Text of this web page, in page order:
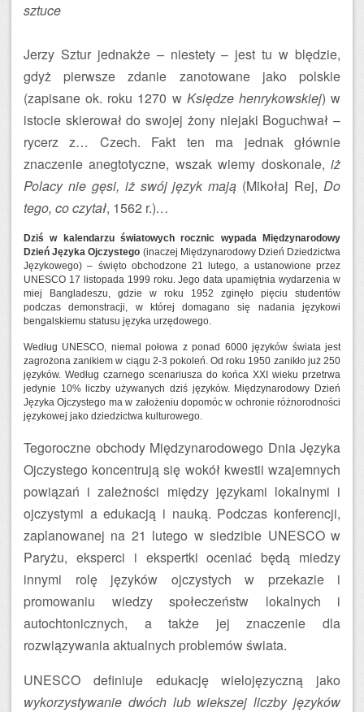
sztuce
Jerzy Sztur jednakże– niestety – jest tu w blędzie,
gdyż pierwsze zdanie zanotowane jako polskie
(zapisane ok. roku 1270 w Księdze henrykowskiej) w
istocie skierował do swojej żony niejaki Boguchwał –
rycerz z… Czech. Fakt ten ma jednak głównie
znaczenie anegtotyczne, wszak wiemy doskonale, iż
Polacy nie gęsi, iż swój język mają (Mikołaj Rej, Do
tego, co czytał, 1562 r.)…
Dziś w kalendarzu światowych rocznic wypada Międzynarodowy
Dzień Języka Ojczystego (inaczej Międzynarodowy Dzień Dziedzictwa
Językowego) – święto obchodzone 21 lutego, a ustanowione przez
UNESCO 17 listopada 1999 roku. Jego data upamiętnia wydarzenia w
miej Bangladeszu, gdzie w roku 1952 zginęło pięciu studentów
podczas demonstracji, w której domagano się nadania językowi
bengalskiemu statusu języka urzędowego.
Według UNESCO, niemal połowa z ponad 6000 języków świata jest
zagrożona zanikiem w ciągu 2-3 pokoleń. Od roku 1950 zanikło już 250
języków. Według czarnego scenariusza do końca XXI wieku przetrwa
jedynie 10% liczby używanych dziś języków. Międzynarodowy Dzień
Języka Ojczystego ma w założeniu dopomóc w ochronie różnorodności
językowej jako dziedzictwa kulturowego.
Tegoroczne obchody Międzynarodowego Dnia Języka
Ojczystego koncentrują się wokół kwestii wzajemnych
powiązań i zależności między językami lokalnymi i
ojczystymi a edukacją i nauką. Podczas konferencji,
zaplanowanej na 21 lutego w siedzibie UNESCO w
Paryżu, eksperci i ekspertki oceniać będą miedzy
innymi rolę języków ojczystych w przekazie i
promowaniu wiedzy społeczeństw lokalnych i
autochtonicznych, a także jej znaczenie dla
rozwiązywania aktualnych problemów świata.
UNESCO definiuje edukację wielojęzyczną jako
wykorzystywanie dwóch lub wiekszej liczby języków